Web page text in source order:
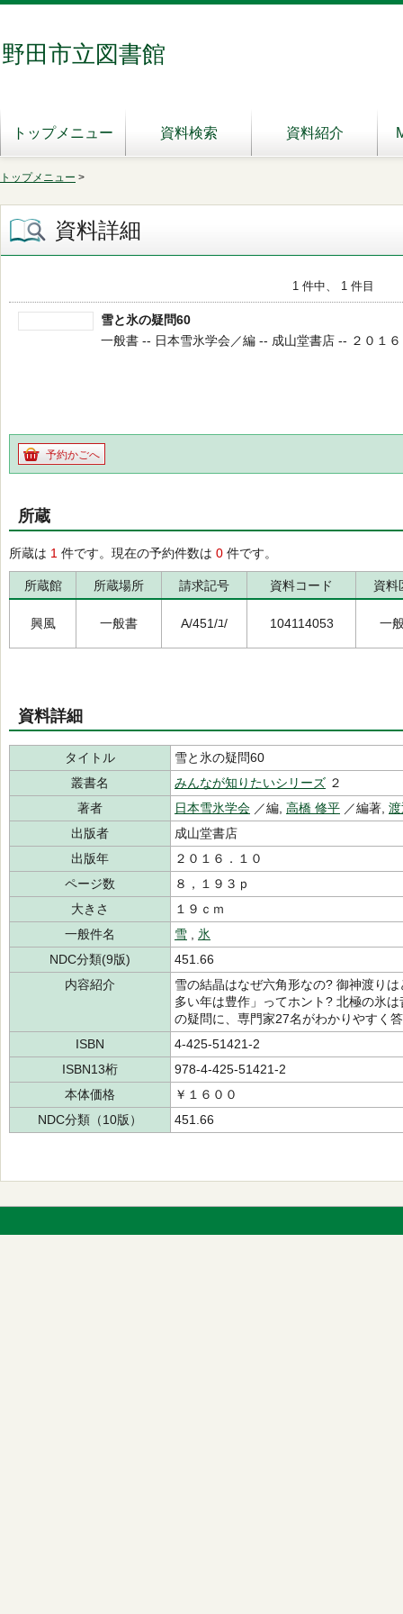
野田市立図書館
トップメニュー 資料検索 資料紹介
トップメニュー >
資料詳細
1 件中、 1 件目
雪と氷の疑問60
一般書 -- 日本雪氷学会／編 -- 成山堂書店 -- ２０１
予約かごへ
所蔵
所蔵は 1 件です。現在の予約件数は 0 件です。
所蔵館 所蔵場所 請求記号 資料コード 資料
興風 一般書 A/451/ﾕ/ 104114053 一
資料詳細
タイトル
雪と氷の疑問60
叢書名
みんなが知りたいシリーズ ２
著者
日本雪氷学会 ／編, 高橋 修平 ／編著,
出版者
成山堂書店
出版年
２０１６．１０
ページ数
８，１９３ｐ
大きさ
１９ｃｍ
一般件名
雪
氷
NDC分類(9版)
451.66
内容紹介
雪の結晶はなぜ六角形なの? 御神渡り
多い年は豊作」ってホント? 北極の氷
の疑問に、専門家27名がわかりやすく
ISBN
4-425-51421-2
ISBN13桁
978-4-425-51421-2
本体価格
￥１６００
NDC分類（10版）
451.66